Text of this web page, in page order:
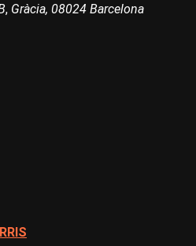
, Gràcia, 08024 Barcelona